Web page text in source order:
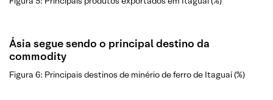
Ásia segue sendo o principal destino da
commodity
Figura 6: Principais destinos de minério de ferro de Itaguaí (%)